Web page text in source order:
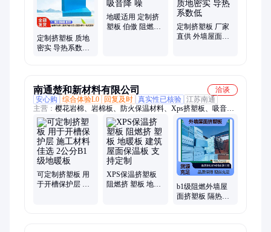
定制挤塑板 质地
密实 导热系数低
地暖适用 定制挤
塑板 伯傲 阻燃等
定制挤塑板 厂家
直供 外墙屋面常
南通楚和新材料有限公司
洽谈
安心购
综合体验L0 回复及时 真实性已核验 江苏南通
主营： 樱花岩棉、岩棉板、防火保温材料、Xps挤塑板、吸音隔
音板、硅酸铝针刺毯、岩棉管、玻璃棉、防排烟岩棉、硅酸铝管
壳、保温钉、网格布、铝箔岩棉板、凯华岩棉、龙牌岩棉、集成
房屋用岩棉、集装箱用岩棉、橡塑管、防火板、泰石岩棉、岳儒
岩棉、储能柜隔音棉、彤天岩棉、气凝胶
可定制挤塑板 用
于开槽保护层 施
XPS保温挤塑板
阻燃挤 塑板 地暖
b1级阻燃外墙屋
面挤塑板 隔热地